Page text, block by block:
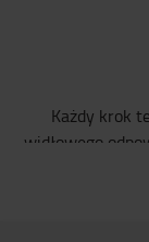
Każdy krok
widłowego
do wyboru